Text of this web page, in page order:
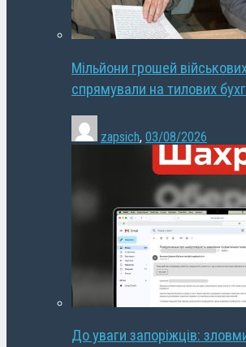
Мільйони грошей
спрямували на тилових
zapsich, 03/08/2026
До уваги запоріжців: